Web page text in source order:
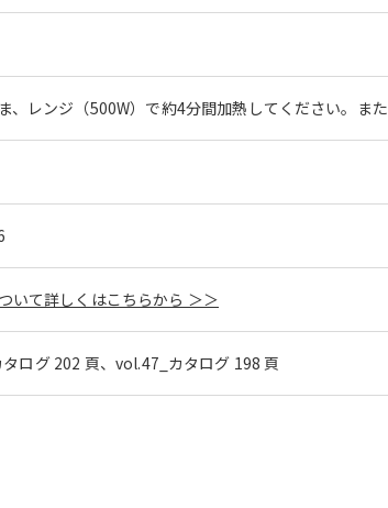
、レンジ（500W）で約4分間加熱してください。ま
いて詳しくはこちらから ＞＞
ログ 202 頁、vol.47_カタログ 198 頁